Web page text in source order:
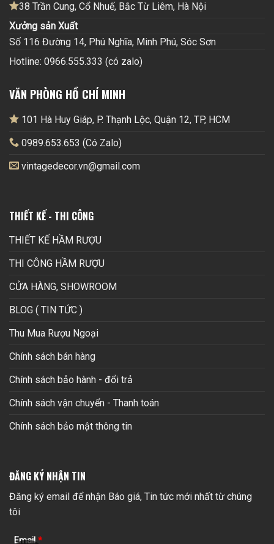
38 Trần Cung, Cổ Nhuế, Bắc Từ Liêm, Hà Nội
Xưởng sản Xuất
Số 116 Đường 14, Phú Nghĩa, Minh Phú, Sóc Sơn
Hotline: 0966.555.333 (có zalo)
VĂN PHÒNG HỒ CHÍ MINH
101 Hà Huy Giáp, P. Thạnh Lộc, Quận 12, TP, HCM
0989.653.653 (Có Zalo)
vintagedecor.vn@gmail.com
THIẾT KẾ - THI CÔNG
THIẾT KẾ HẦM RƯỢU
THI CÔNG HẦM RƯỢU
CỬA HÀNG, SHOWROOM
BLOG ( TIN TỨC )
Thu Mua Rượu Ngoại
Chính sách bán hàng
Chính sách bảo hành - đổi trả
Chính sách vận chuyển - Thanh toán
Chính sách bảo mật thông tin
ĐĂNG KÝ NHẬN TIN
Đăng ký email để nhận Báo giá, Tin tức mới nhất từ chúng
tôi
Email*